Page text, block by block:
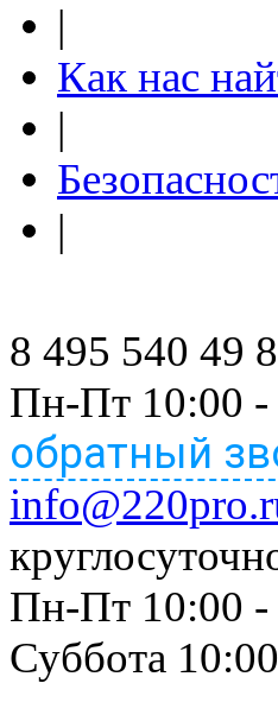
|
Как нас
|
|
8 495 540 49
Пн-Пт 10:00 -
обратный
Пн-Пт 10:00 -
Суббота